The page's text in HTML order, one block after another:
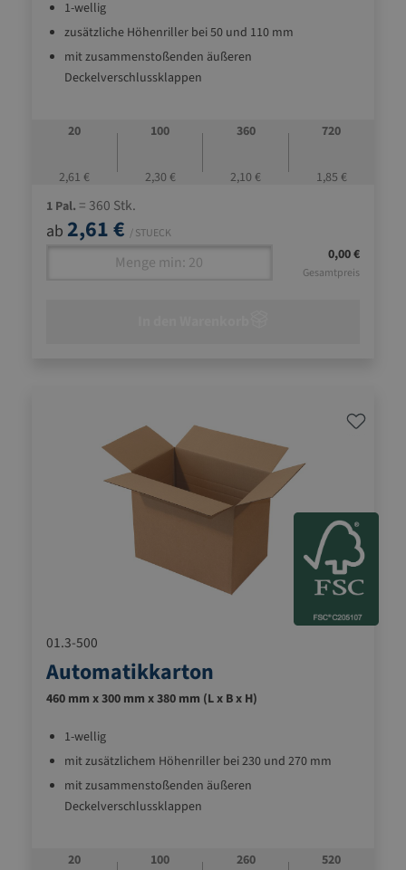
1-wellig
zusätzliche Höhenriller bei 50 und 110 mm
mit zusammenstoßenden äußeren
Deckelverschlussklappen
20
2,61 €
100
2,30 €
360
2,10 €
720
1,85 €
1 Pal. = 360 Stk.
ab 2,61 € / STUECK
0,00 €
Gesamtpreis
01.3-500
Automatikkarton
460 mm x 300 mm x 380 mm (L x B x H)
1-wellig
mit zusätzlichem Höhenriller bei 230 und 270 mm
mit zusammenstoßenden äußeren
Deckelverschlussklappen
20 100 260 520